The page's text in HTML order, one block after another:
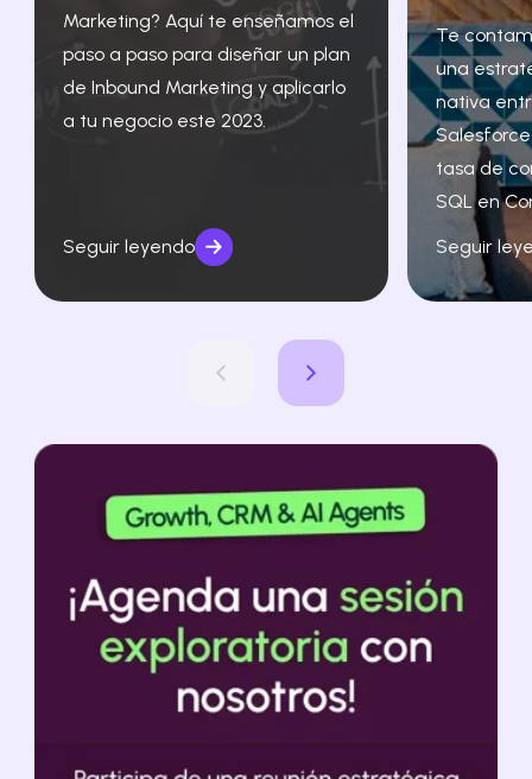
Marketing? Aquí te enseñamos el
paso a paso para diseñar un plan
de Inbound Marketing y aplicarlo
a tu negocio este 2023.
Seguir leyendo
Te
una
nativa
tasa de
SQL en
Seguir